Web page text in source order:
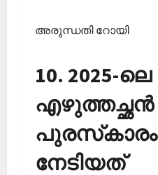
അരുന്ധതി റോയി
10. 2025-ലെ
എഴുത്തച്ഛന്‍
പുരസ്‌കാരം
നേടിയത്